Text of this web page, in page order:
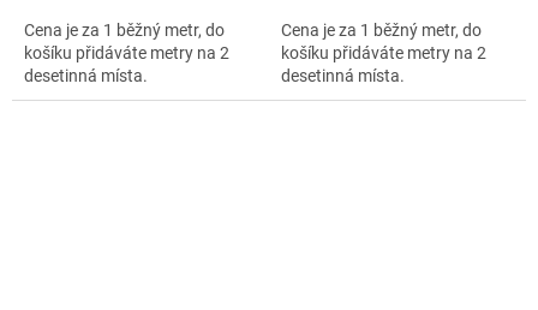
Cena je za 1 běžný metr, do
košíku přidáváte metry na 2
desetinná místa.
Cena je za 1 běžný metr, do
košíku přidáváte metry na 2
desetinná místa.